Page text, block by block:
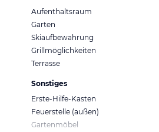
Aufenthaltsraum
Garten
Skiaufbewahrung
Grillmöglichkeiten
Terrasse
Sonstiges
Erste-Hilfe-Kasten
Feuerstelle (außen)
Gartenmöbel